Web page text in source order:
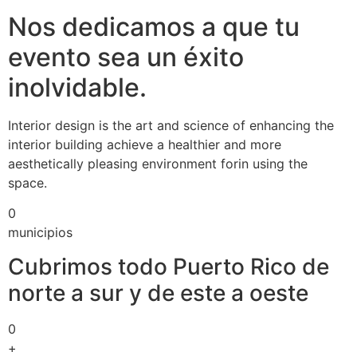
Nos dedicamos a que tu
evento sea un éxito
inolvidable.
Interior design is the art and science of enhancing the
interior building achieve a healthier and more
aesthetically pleasing environment forin using the
space.
0
municipios
Cubrimos todo Puerto Rico de
norte a sur y de este a oeste
0
+